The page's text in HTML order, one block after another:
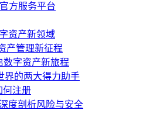
方服务平台
资产新领域
产管理新征程
数字资产新旅程
界的两大得力助手
何注册
度剖析风险与安全